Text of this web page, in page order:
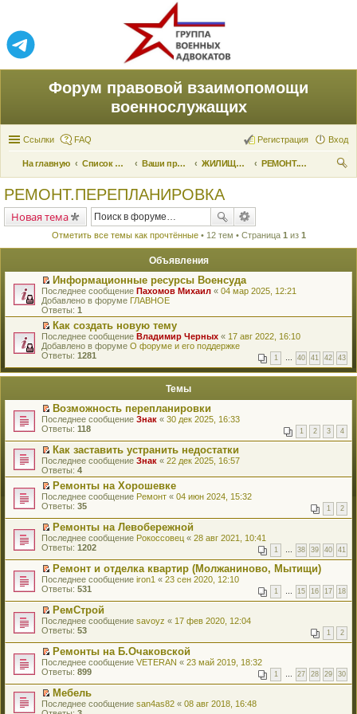
Форум правовой взаимопомощи
военнослужащих
Ссылки FAQ Вход
Регистрация
На главную Список форумов Ваши права и их реализация ЖИЛИЩНЫЕ ВОПРОСЫ
РЕМОНТ.ПЕРЕПЛАНИРОВКА
РЕМОНТ.ПЕРЕПЛАНИРОВКА
Новая тема
Отметить все темы как прочтённые• 12 тем • Страница 1 из 1
Объявления
П
е
р
е
й
т
и
к
е
о
м
у
н
е
п
р
о
ч
и
т
а
н
н
о
м
с
о
о
б
щ
е
н
и
ю
Информационные ресурсы Военсуда
Последнее сообщение Пахомов Михаил « 04 мар 2025, 12:21
Добавлено в форуме ГЛАВНОЕ
Ответы: 1
П
е
р
й
к
п
е
р
в
о
м
у
н
е
п
р
ч
и
т
а
н
н
о
м
у
с
о
о
щ
е
н
и
ю
Как создать новую тему
Последнее сообщение Владимир Черных « 17 авг 2022, 16:10
Добавлено в форуме О форуме и его поддержке
Ответы: 1281 1 … 40 41 42 43
Темы
П
е
е
й
т
и
к
п
е
р
в
о
м
у
н
е
п
р
ч
и
т
а
н
н
о
м
у
с
о
Возможность перепланировки
Последнее сообщение Знак « 30 дек 2025, 16:33
Ответы: 118 1 2 3 4
П
е
р
е
й
т
к
п
е
р
в
о
м
у
н
е
п
р
ч
и
т
а
н
н
о
Как заставить устранить недостатки
Последнее сообщение Знак « 22 дек 2025, 16:57
Ответы: 4
П
е
е
й
т
и
к
п
е
р
в
о
м
у
е
п
р
о
ч
и
т
Ремонты на Хорошевке
Последнее сообщение Ремонт « 04 июн 2024, 15:32
Ответы: 35 1 2
П
е
е
й
т
и
к
п
е
р
в
о
м
у
е
п
р
Ремонты на Левобережной
Последнее сообщение Рокоссовец « 28 авг 2021, 10:41
Ответы: 1202 1 … 38 39 40 41
П
е
е
й
т
и
к
п
е
р
в
о
м
у
Ремонт и отделка квартир (Молжаниново, Мытищи)
Последнее сообщение iron1 « 23 сен 2020, 12:10
Ответы: 531 1 … 15 16 17 18
П
е
е
й
т
и
к
п
е
РемСтрой
Последнее сообщение savoyz « 17 фев 2020, 12:04
Ответы: 53 1 2
П
е
е
й
т
Ремонты на Б.Очаковской
Последнее сообщение VETERAN « 23 май 2019, 18:32
Ответы: 899 1 … 27 28 29 30
П
е
Мебель
Последнее сообщение san4as82 « 08 авг 2018, 16:48